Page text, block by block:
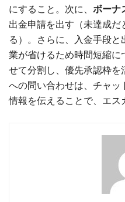
にすること。次に、 ボーナ
出金申請を出す（未達成
る）。さらに、入金手段
業が省けるため時間短縮
せて分割し、優先承認枠を
への問い合わせは、チャ
情報を伝えることで、エス